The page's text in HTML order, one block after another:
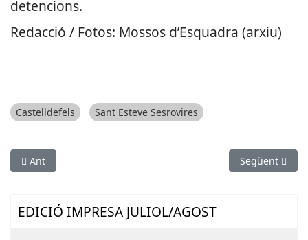
detencions.
Redacció / Fotos: Mossos d’Esquadra (arxiu)
Castelldefels Sant Esteve Sesrovires
Article anterior: Policia Local d’Esplugues i Mossos
Ant Article
Següent
EDICIÓ IMPRESA JULIOL/AGOST